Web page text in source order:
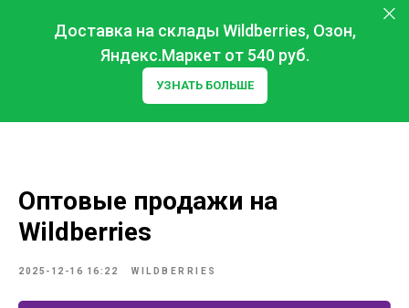
Доставка на склады Wildberries, Озон,
Яндекс.Маркет от 540 руб.
УЗНАТЬ БОЛЬШЕ
Оптовые продажи на
Wildberries
2025-12-16 16:22 WILDBERRIES